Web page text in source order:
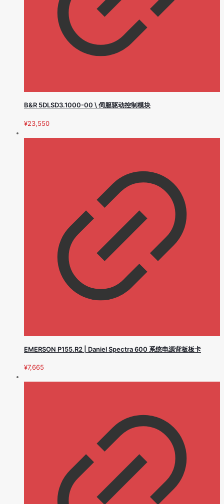
B&R 5DLSD3.1000-00 \ 伺服驱动控制模块
¥23,550
EMERSON P155.R2 | Daniel Spectra 600 系统电源背板板卡
¥7,665